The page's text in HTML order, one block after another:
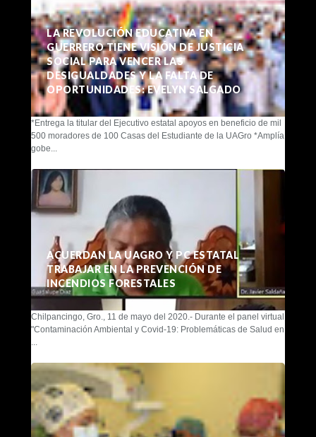
LA REVOLUCIÓN EDUCATIVA EN
GUERRERO TIENE VISIÓN DE JUSTICIA
SOCIAL PARA VENCER LAS
DESIGUALDADES Y LA FALTA DE
OPORTUNIDADES: EVELYN SALGADO
*Entrega la titular del Ejecutivo estatal apoyos en beneficio de mil
500 moradores de 100 Casas del Estudiante de la UAGro *Amplía
gobe...
ACUERDAN LA UAGRO Y PC ESTATAL
TRABAJAR EN LA PREVENCIÓN DE
INCENDIOS FORESTALES
Chilpancingo, Gro., 11 de mayo del 2020.- Durante el panel virtual
"Contaminación Ambiental y Covid-19: Problemáticas de Salud en
...